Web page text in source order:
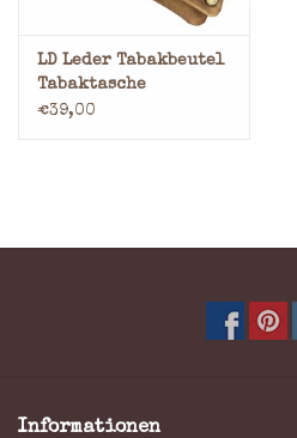
LD Leder Tabakbeutel
Tabaktasche
€39,00
Informationen